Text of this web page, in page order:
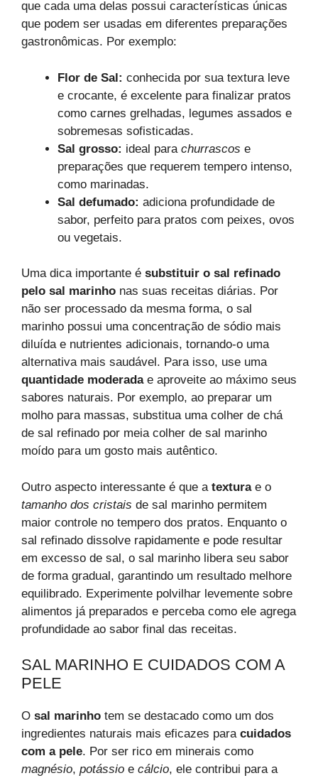
que cada uma delas possui características únicas
que podem ser usadas em diferentes preparações
gastronômicas. Por exemplo:
Flor de Sal: conhecida por sua textura leve
e crocante, é excelente para finalizar pratos
como carnes grelhadas, legumes assados e
sobremesas sofisticadas.
Sal grosso: ideal para churrascos e
preparações que requerem tempero intenso,
como marinadas.
Sal defumado: adiciona profundidade de
sabor, perfeito para pratos com peixes, ovos
ou vegetais.
Uma dica importante é substituir o sal refinado
pelo sal marinho nas suas receitas diárias. Por
não ser processado da mesma forma, o sal
marinho possui uma concentração de sódio mais
diluída e nutrientes adicionais, tornando-o uma
alternativa mais saudável. Para isso, use uma
quantidade moderadae aproveite ao máximo seus
sabores naturais. Por exemplo, ao preparar um
molho para massas, substitua uma colher de chá
de sal refinado por meia colher de sal marinho
moído para um gosto mais autêntico.
Outro aspecto interessante é que a texturae o
tamanho dos cristais de sal marinho permitem
maior controle no tempero dos pratos. Enquanto o
sal refinado dissolve rapidamente e pode resultar
em excesso de sal, o sal marinho libera seu sabor
de forma gradual, garantindo um resultado melhore
equilibrado. Experimente polvilhar levemente sobre
alimentos já preparados e perceba como ele agrega
profundidade ao sabor final das receitas.
SAL MARINHO E CUIDADOS COM A
PELE
O sal marinho tem se destacado como um dos
ingredientes naturais mais eficazes para cuidados
com a pele. Por ser rico em minerais como
magnésio, potássio e cálcio, ele contribui para a